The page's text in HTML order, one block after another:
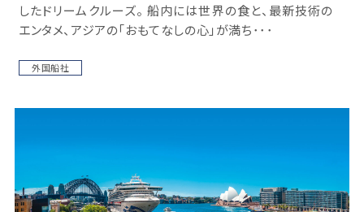
したドリームクルーズ。 船内には世界の食と、最新技術の
エンタメ、アジアの「おもてなしの心」が満ち･･･
外国船社